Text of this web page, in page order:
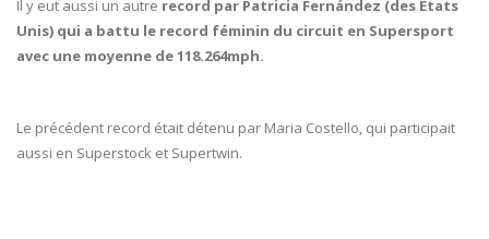
Il y eut aussi un autre record par Patricia Fernández (des Etats
Unis) qui a battu le record féminin du circuit en Supersport
avec une moyenne de 118.264mph.
Le précédent record était détenu par Maria Costello, qui participait
aussi en Superstock et Supertwin.